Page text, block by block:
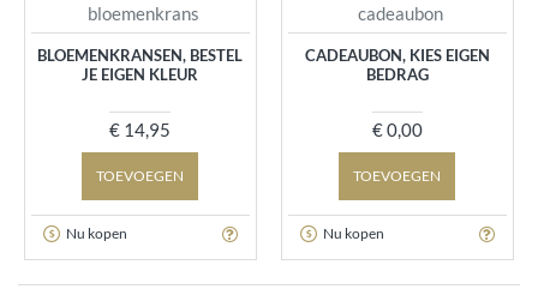
bloemenkrans
BLOEMENKRANSEN, BESTEL
JE EIGEN KLEUR
€ 14,95
TOEVOEGEN
Nu kopen
cadeaubon
CADEAUBON, KIES EIGEN
BEDRAG
€ 0,00
TOEVOEGEN
Nu kopen